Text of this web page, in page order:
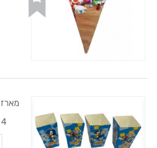
מארז 4 קופסאות פופקורן סוניק
4 במארז